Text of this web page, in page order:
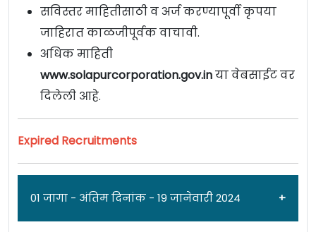
सविस्तर माहितीसाठी व अर्ज करण्यापूर्वी कृपया
जाहिरात काळजीपूर्वक वाचावी.
अधिक माहिती
www.solapurcorporation.gov.inया वेबसाईट वर
दिलेली आहे.
Expired Recruitments
01 जागा - अंतिम दिनांक - 19 जानेवारी 2024